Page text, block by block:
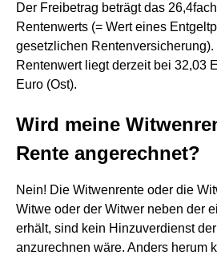
Der Freibetrag beträgt das
Rentenwerts (= Wert eines
gesetzlichen
Rentenwert liegt derzeit bei 32,03
Euro (Ost).
Wird meine
Rente angerechnet?
Nein! Die Witwenrente oder die
Witwe oder der Witwer neben der
erhält, sind kein Hinzuverdienst
anzurechnen wäre. Anders herum